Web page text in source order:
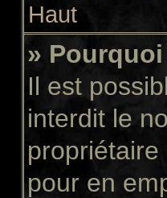
Haut
»
Il est
interdit le
propriétaire
pour en